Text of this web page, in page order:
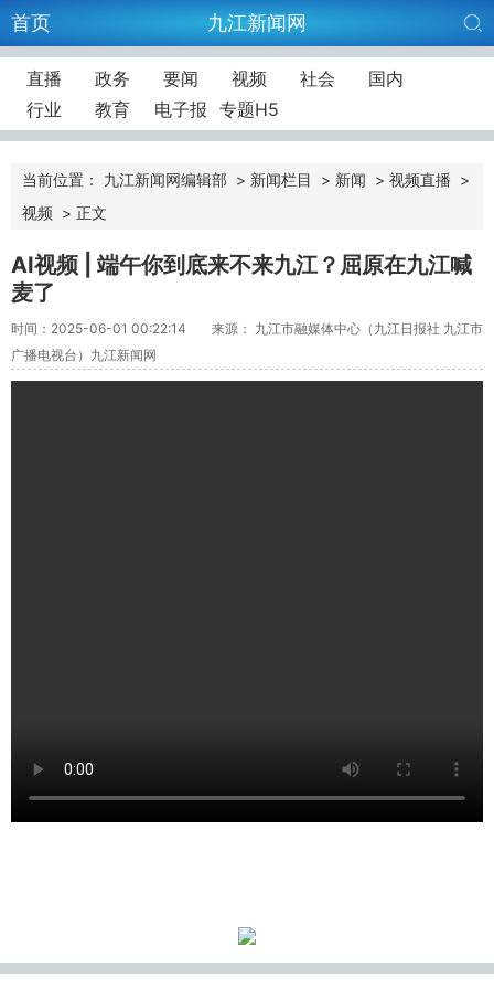
首页 九江新闻网
直播 政务 要闻 视频 社会
国内
行业
教育 电子报 专题H5
当前位置： 九江新闻网编辑部 > 新闻栏目 > 新闻 > 视频直播 >
视频 > 正文
AI视频 | 端午你到底来不来九江？屈原在九江喊
麦了
时间：2025-06-01 00:22:14
来源： 九江市融媒体中心（九江日报社 九江市
广播电视台）九江新闻网